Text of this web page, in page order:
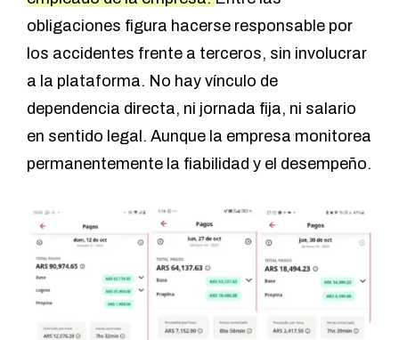
obligaciones figura hacerse responsable por
los accidentes frente a terceros, sin involucrar
a la plataforma. No hay vínculo de
dependencia directa, ni jornada fija, ni salario
en sentido legal. Aunque la empresa monitorea
permanentemente la fiabilidad y el desempeño.